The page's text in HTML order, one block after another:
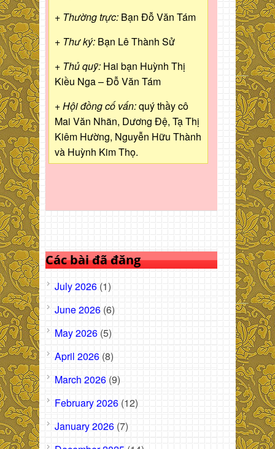
+ Thường trực: Bạn Đỗ Văn Tám
+ Thư ký: Bạn Lê Thành Sử
+ Thủ quỹ: Hai bạn Huỳnh Thị
Kiều Nga – Đỗ Văn Tám
+ Hội đồng cố vấn:quý thầy cô
Mai Văn Nhãn, Dương Đệ, Tạ Thị
Kiêm Hường, Nguyễn Hữu Thành
và Huỳnh Kim Thọ.
Các bài đã đăng
July 2026 (1)
June 2026 (6)
May 2026 (5)
April 2026 (8)
March 2026 (9)
February 2026 (12)
January 2026 (7)